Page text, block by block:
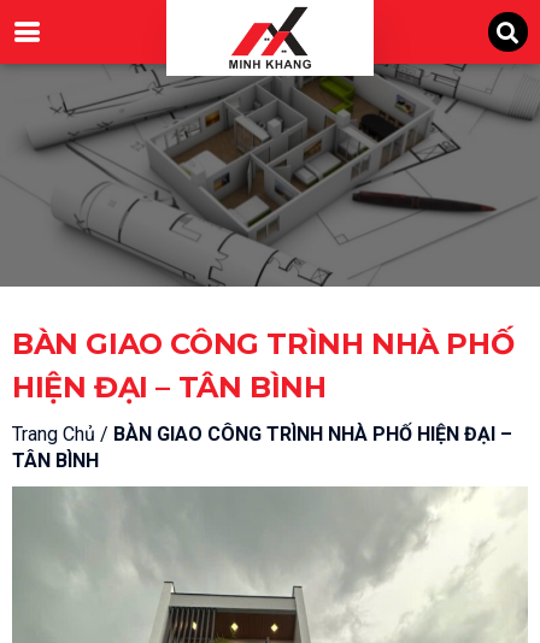
Nhảy
tới
BÀN GIAO CÔNG TRÌNH NHÀ PHỐ
HIỆN ĐẠI – TÂN BÌNH
Trang Chủ / BÀN GIAO CÔNG TRÌNH NHÀ PHỐ HIỆN ĐẠI –
TÂN BÌNH